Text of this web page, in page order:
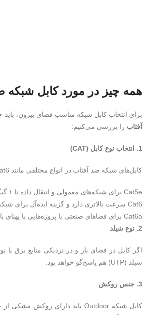
همه چیز در مورد کابل شبکه
برای انتخاب کابل شبکه مناسب فضای بیرون،
آفتاب را بررسی می‌کنیم:
1. انتخاب نوع کابل (CAT)
کابل‌های شبکه ضد آفتاب در انواع مختلفی مانند Cat5e، Cat6 و Cat6a تولید می‌شوند.
Cat5e برای شبکه‌های معمولی و انتقال داده تا ۱ گیگابیت در ثانیه مناسب است.
Cat6 سرعت بالاتری دارد و گزینه ایده‌آل برای شبکه‌های امروزی است.
Cat6a برای فضاهای صنعتی یا پروژه‌هایی با پهنای باند بالا توصیه می‌شود.
2. نوع شیلد
شیلد (UTP) هم پاسخ‌گو خواهد بود.
3. جنس روکش